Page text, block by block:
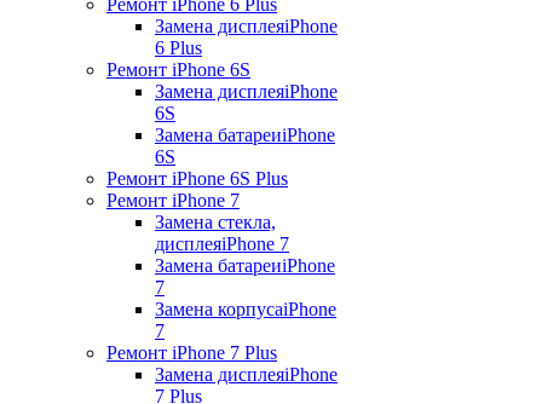
Ремонт iPhone 6 Plus
Замена дисплеяiPhone
6 Plus
Ремонт iPhone 6S
Замена дисплеяiPhone
6S
Замена батареиiPhone
6S
Ремонт iPhone 6S Plus
Ремонт iPhone 7
Замена стекла,
дисплеяiPhone 7
Замена батареиiPhone
7
Замена корпусаiPhone
7
Ремонт iPhone 7 Plus
Замена дисплеяiPhone
7 Plus